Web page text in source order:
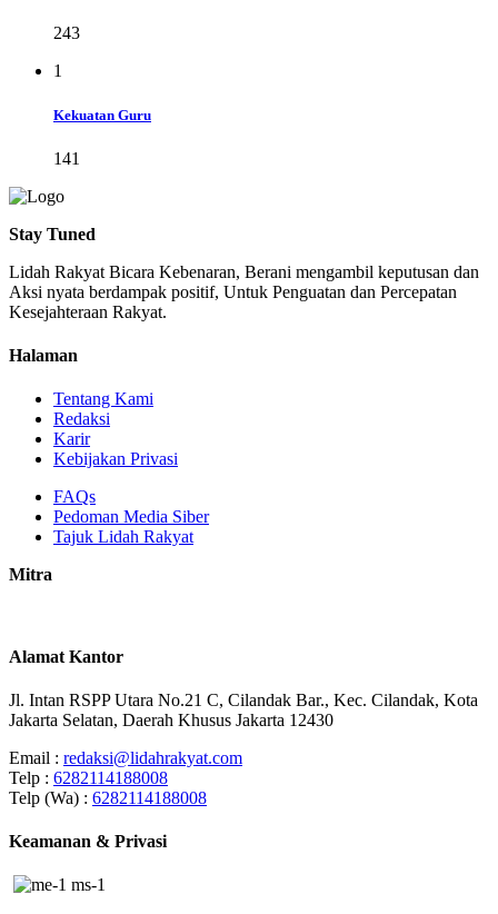
243
1
Kekuatan Guru
141
Stay Tuned
Lidah Rakyat Bicara Kebenaran, Berani mengambil keputusan dan
Aksi nyata berdampak positif, Untuk Penguatan dan Percepatan
Kesejahteraan Rakyat.
Halaman
Tentang Kami
Redaksi
Karir
Kebijakan Privasi
FAQs
Pedoman Media Siber
Tajuk Lidah Rakyat
Mitra
Alamat Kantor
Jl. Intan RSPP Utara No.21 C, Cilandak Bar., Kec. Cilandak, Kota
Jakarta Selatan, Daerah Khusus Jakarta 12430
Email : redaksi@lidahrakyat.com
Telp : 6282114188008
Telp (Wa) : 6282114188008
Keamanan & Privasi